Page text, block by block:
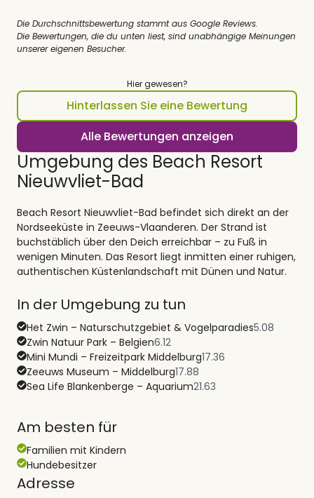
Die Durchschnittsbewertung stammt aus Google Reviews.
Die Bewertungen, die du unten liest, sind unabhängige Meinungen
unserer eigenen Besucher.
Hier gewesen?
Hinterlassen Sie eine Bewertung
Alle Bewertungen anzeigen
Umgebung des Beach Resort
Nieuwvliet-Bad
Beach Resort Nieuwvliet-Bad befindet sich direkt an der
Nordseeküste in Zeeuws-Vlaanderen. Der Strand ist
buchstäblich über den Deich erreichbar – zu Fuß in
wenigen Minuten. Das Resort liegt inmitten einer ruhigen,
authentischen Küstenlandschaft mit Dünen und Natur.
In der Umgebung zu tun
Het Zwin – Naturschutzgebiet & Vogelparadies5.08
Zwin Natuur Park – Belgien6.12
Mini Mundi – Freizeitpark Middelburg17.36
Zeeuws Museum – Middelburg17.88
Sea Life Blankenberge – Aquarium21.63
Am besten für
Familien mit Kindern
Hundebesitzer
Adresse